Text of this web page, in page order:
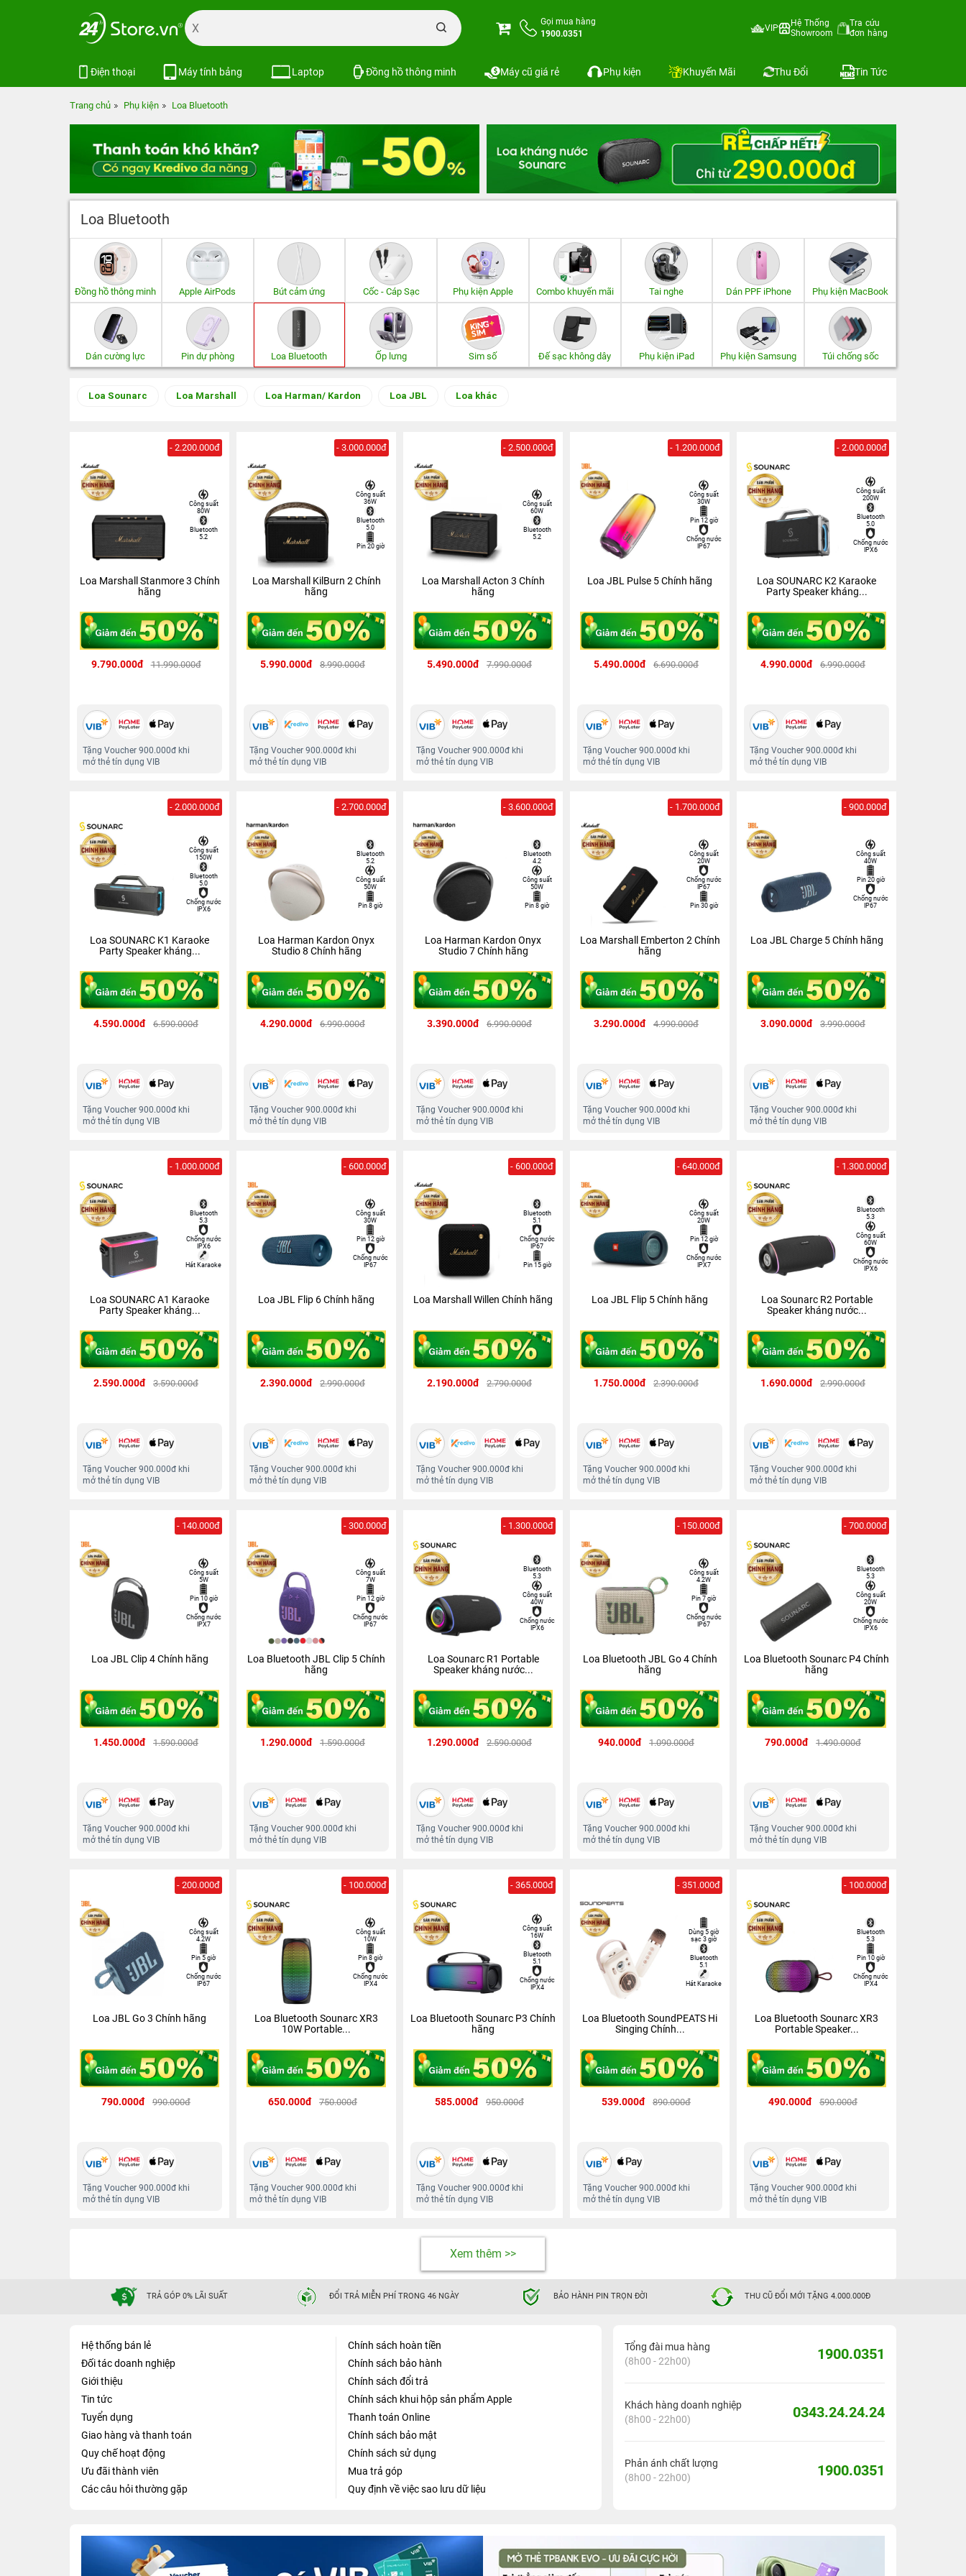
Gọi mua hàng
1900.0351
VIP
Hệ Thống
Showroom
Tra cứu
đơn hàng
Điện thoại Máy tính bảng Laptop Đồng hồ thông minh Máy cũ giá rẻ Phụ kiện Khuyến Mãi Thu Đổi Tin Tức
Trang chủ Phụ kiện Loa Bluetooth
Loa Bluetooth
Đồng hồ thông minh Apple AirPods Bút cảm ứng Cốc - Cáp Sạc Phụ kiện Apple Combo khuyến mãi Tai nghe Dán PPF iPhone Phụ kiện MacBook
Dán cường lực Pin dự phòng Loa Bluetooth Ốp lưng Sim số Đế sạc không dây Phụ kiện iPad Phụ kiện Samsung Túi chống sốc
Loa Sounarc Loa Marshall Loa Harman/ Kardon Loa JBL Loa khác
- 2.200.000đ
Công suất
80W
Bluetooth
5.2
Loa Marshall Stanmore 3 Chính
hãng
9.790.000đ 11.990.000đ
Tặng Voucher 900.000đ khi
mở thẻ tín dụng VIB
- 3.000.000đ
Công suất
36W
Bluetooth
5.0
Pin 20 giờ
Loa Marshall KilBurn 2 Chính
hãng
5.990.000đ 8.990.000đ
Tặng Voucher 900.000đ khi
mở thẻ tín dụng VIB
- 2.500.000đ
Công suất
60W
Bluetooth
5.2
Loa Marshall Acton 3 Chính
hãng
5.490.000đ 7.990.000đ
Tặng Voucher 900.000đ khi
mở thẻ tín dụng VIB
- 1.200.000đ
Công suất
30W
Pin 12 giờ
Chống nước
IP67
Loa JBL Pulse 5 Chính hãng
5.490.000đ 6.690.000đ
Tặng Voucher 900.000đ khi
mở thẻ tín dụng VIB
- 2.000.000đ
Công suất
200W
Bluetooth
5.0
Chống nước
IPX6
Loa SOUNARC K2 Karaoke
Party Speaker kháng...
4.990.000đ 6.990.000đ
Tặng Voucher 900.000đ khi
mở thẻ tín dụng VIB
- 2.000.000đ
Công suất
150W
Bluetooth
5.0
Chống nước
IPX6
Loa SOUNARC K1 Karaoke
Party Speaker kháng...
4.590.000đ 6.590.000đ
Tặng Voucher 900.000đ khi
mở thẻ tín dụng VIB
- 2.700.000đ
Bluetooth
5.2
Công suất
50W
Pin 8 giờ
Loa Harman Kardon Onyx
Studio 8 Chính hãng
4.290.000đ 6.990.000đ
Tặng Voucher 900.000đ khi
mở thẻ tín dụng VIB
- 3.600.000đ
Bluetooth
4.2
Công suất
50W
Pin 8 giờ
Loa Harman Kardon Onyx
Studio 7 Chính hãng
3.390.000đ 6.990.000đ
Tặng Voucher 900.000đ khi
mở thẻ tín dụng VIB
- 1.700.000đ
Công suất
20W
Chống nước
IP67
Pin 30 giờ
Loa Marshall Emberton 2 Chính
hãng
3.290.000đ 4.990.000đ
Tặng Voucher 900.000đ khi
mở thẻ tín dụng VIB
- 900.000đ
Công suất
40W
Pin 20 giờ
Chống nước
IP67
Loa JBL Charge 5 Chính hãng
3.090.000đ 3.990.000đ
Tặng Voucher 900.000đ khi
mở thẻ tín dụng VIB
- 1.000.000đ
Bluetooth
5.3
Chống nước
IPX6
Hát Karaoke
Loa SOUNARC A1 Karaoke
Party Speaker kháng...
2.590.000đ 3.590.000đ
Tặng Voucher 900.000đ khi
mở thẻ tín dụng VIB
- 600.000đ
Công suất
30W
Pin 12 giờ
Chống nước
IP67
Loa JBL Flip 6 Chính hãng
2.390.000đ 2.990.000đ
Tặng Voucher 900.000đ khi
mở thẻ tín dụng VIB
- 600.000đ
Bluetooth
5.1
Chống nước
IP67
Pin 15 giờ
Loa Marshall Willen Chính hãng
2.190.000đ 2.790.000đ
Tặng Voucher 900.000đ khi
mở thẻ tín dụng VIB
- 640.000đ
Công suất
20W
Pin 12 giờ
Chống nước
IPX7
Loa JBL Flip 5 Chính hãng
1.750.000đ 2.390.000đ
Tặng Voucher 900.000đ khi
mở thẻ tín dụng VIB
- 1.300.000đ
Bluetooth
5.3
Công suất
60W
Chống nước
IPX6
Loa Sounarc R2 Portable
Speaker kháng nước...
1.690.000đ 2.990.000đ
Tặng Voucher 900.000đ khi
mở thẻ tín dụng VIB
- 140.000đ
Công suất
5W
Pin 10 giờ
Chống nước
IPX7
Loa JBL Clip 4 Chính hãng
1.450.000đ 1.590.000đ
Tặng Voucher 900.000đ khi
mở thẻ tín dụng VIB
- 300.000đ
Công suất
7W
Pin 12 giờ
Chống nước
IP67
Loa Bluetooth JBL Clip 5 Chính
hãng
1.290.000đ 1.590.000đ
Tặng Voucher 900.000đ khi
mở thẻ tín dụng VIB
- 1.300.000đ
Bluetooth
5.3
Công suất
40W
Chống nước
IPX6
Loa Sounarc R1 Portable
Speaker kháng nước...
1.290.000đ 2.590.000đ
Tặng Voucher 900.000đ khi
mở thẻ tín dụng VIB
- 150.000đ
Công suất
4.2W
Pin 7 giờ
Chống nước
IP67
Loa Bluetooth JBL Go 4 Chính
hãng
940.000đ 1.090.000đ
Tặng Voucher 900.000đ khi
mở thẻ tín dụng VIB
- 700.000đ
Bluetooth
5.3
Công suất
20W
Chống nước
IPX6
Loa Bluetooth Sounarc P4 Chính
hãng
790.000đ 1.490.000đ
Tặng Voucher 900.000đ khi
mở thẻ tín dụng VIB
- 200.000đ
Công suất
4.2W
Pin 5 giờ
Chống nước
IP67
Loa JBL Go 3 Chính hãng
790.000đ 990.000đ
Tặng Voucher 900.000đ khi
mở thẻ tín dụng VIB
- 100.000đ
Công suất
10W
Pin 8 giờ
Chống nước
IPX4
Loa Bluetooth Sounarc XR3
10W Portable...
650.000đ 750.000đ
Tặng Voucher 900.000đ khi
mở thẻ tín dụng VIB
- 365.000đ
Công suất
16W
Bluetooth
5.1
Chống nước
IPX4
Loa Bluetooth Sounarc P3 Chính
hãng
585.000đ 950.000đ
Tặng Voucher 900.000đ khi
mở thẻ tín dụng VIB
- 351.000đ
Dùng 5 giờ
sạc 3 giờ
Bluetooth
5.1
Hát Karaoke
Loa Bluetooth SoundPEATS Hi
Singing Chính...
539.000đ 890.000đ
Tặng Voucher 900.000đ khi
mở thẻ tín dụng VIB
- 100.000đ
Bluetooth
5.3
Pin 10 giờ
Chống nước
IPX4
Loa Bluetooth Sounarc XR3
Portable Speaker...
490.000đ 590.000đ
Tặng Voucher 900.000đ khi
mở thẻ tín dụng VIB
Xem thêm >>
TRẢ GÓP 0% LÃI SUẤT ĐỔI TRẢ MIỄN PHÍ TRONG 46 NGÀY BẢO HÀNH PIN TRỌN ĐỜI THU CŨ ĐỔI MỚI TẶNG 4.000.000Đ
Hệ thống bán lẻ
Đối tác doanh nghiệp
Giới thiệu
Tin tức
Tuyển dụng
Giao hàng và thanh toán
Quy chế hoạt động
Ưu đãi thành viên
Các câu hỏi thường gặp
Chính sách hoàn tiền
Chính sách bảo hành
Chính sách đổi trả
Chính sách khui hộp sản phẩm Apple
Thanh toán Online
Chính sách bảo mật
Chính sách sử dụng
Mua trả góp
Quy định về việc sao lưu dữ liệu
Tổng đài mua hàng
(8h00 - 22h00)
1900.0351
Khách hàng doanh nghiệp
(8h00 - 22h00)
0343.24.24.24
Phản ánh chất lượng
(8h00 - 22h00)
1900.0351